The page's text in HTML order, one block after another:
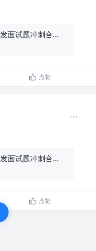
Android中高级进阶开发面试题冲刺合集（二） - 掘金
点赞
Android中高级进阶开发面试题冲刺合集（一） - 掘金
点赞